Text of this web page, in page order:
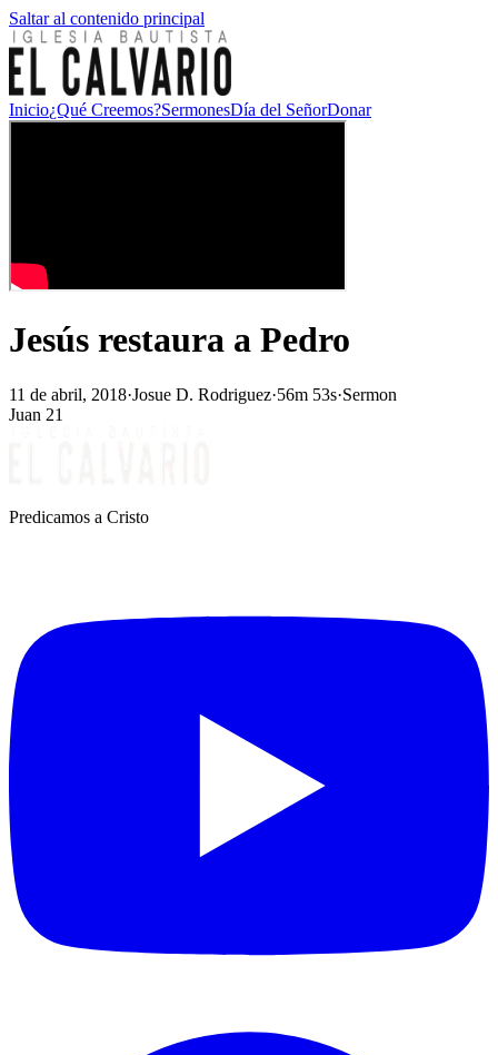
Saltar al contenido principal
Inicio¿Qué Creemos?SermonesDía del SeñorDonar
Jesús restaura a Pedro
11 de abril, 2018·Josue D. Rodriguez·56m 53s·Sermon
Juan 21
Predicamos a Cristo